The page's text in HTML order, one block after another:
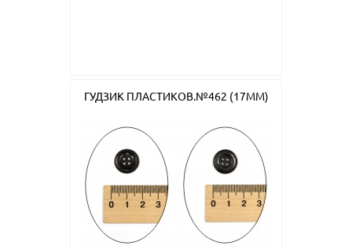
ГУДЗИК ПЛАСТИКОВ.№462 (17ММ)